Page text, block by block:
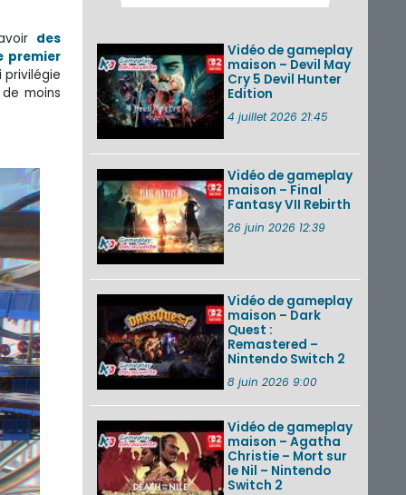
des
premier
privilégie
moins
2026 (Xenoblade
Edit...
Une édition
physique japonaise
de Stray Children
sur Nintendo Switch
décembre ...
Nintendo Music :
des musiques de
cinq jeux Virtual Boy
et de nouveaux
VOIR PLUS DE NEWS
Vidéo de gameplay
maison – Devil May
Cry 5 Devil Hunter
Edition
4 juillet 2026 21:45
Vidéo de gameplay
maison – Final
Fantasy VII Rebirth
26 juin 2026 12:39
Vidéo de gameplay
maison – Dark
Quest :
Remastered –
Nintendo Switch 2
8 juin 2026 9:00
Vidéo de gameplay
maison – Agatha
Christie – Mort sur
le Nil – Nintendo
Switch 2